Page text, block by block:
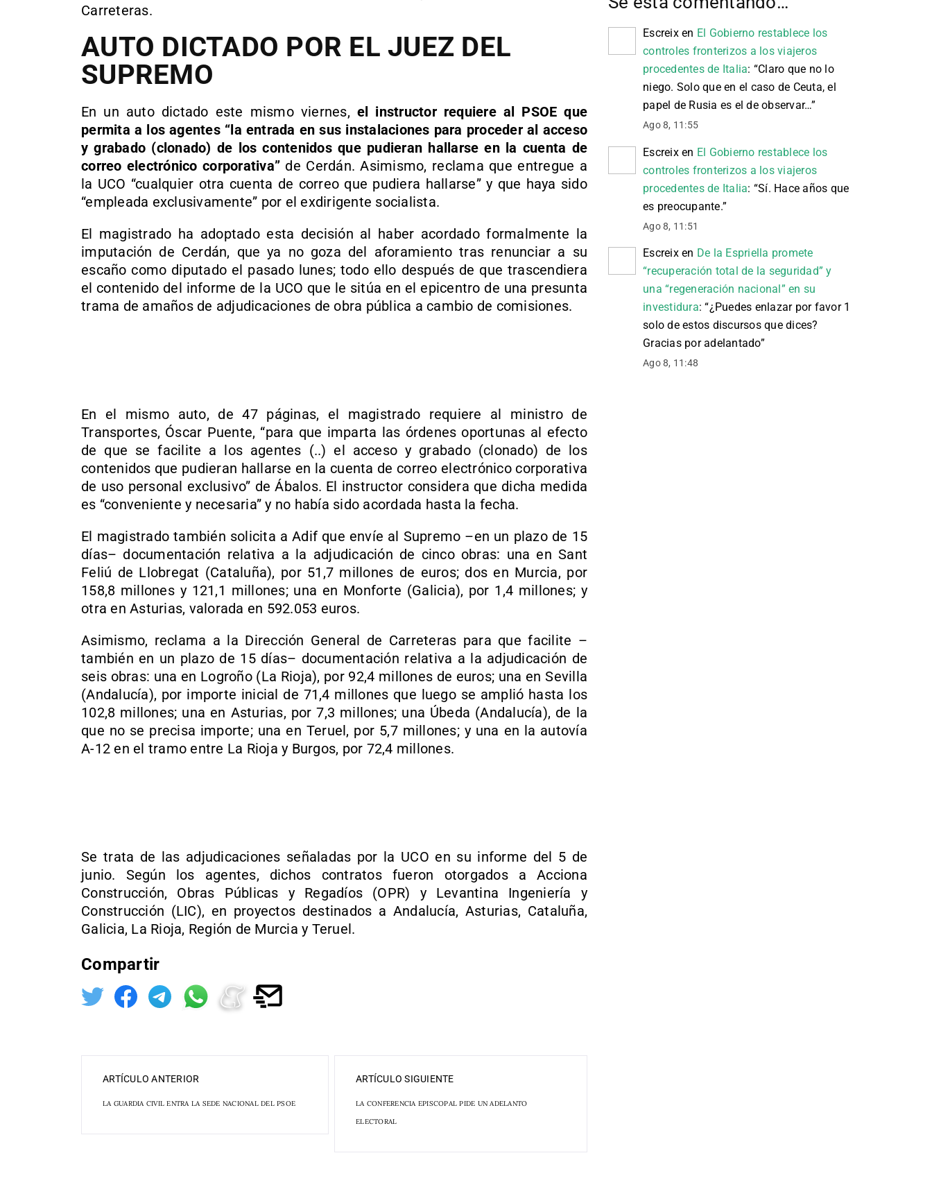
Carreteras.
AUTO DICTADO POR EL JUEZ DEL
SUPREMO
En un auto dictado este mismo viernes, el instructor requiere al PSOE que
permita a los agentes “la entrada en sus instalaciones para proceder al acceso
y grabado (clonado) de los contenidos que pudieran hallarse en la cuenta de
correo electrónico corporativa” de Cerdán. Asimismo, reclama que entregue a
la UCO “cualquier otra cuenta de correo que pudiera hallarse” y que haya sido
“empleada exclusivamente” por el exdirigente socialista.
El magistrado ha adoptado esta decisión al haber acordado formalmente la
imputación de Cerdán, que ya no goza del aforamiento tras renunciar a su
escaño como diputado el pasado lunes; todo ello después de que trascendiera
el contenido del informe de la UCO que le sitúa en el epicentro de una presunta
trama de amaños de adjudicaciones de obra pública a cambio de comisiones.
En el mismo auto, de 47 páginas, el magistrado requiere al ministro de
Transportes, Óscar Puente, “para que imparta las órdenes oportunas al efecto
de que se facilite a los agentes (..) el acceso y grabado (clonado) de los
contenidos que pudieran hallarse en la cuenta de correo electrónico corporativa
de uso personal exclusivo” de Ábalos. El instructor considera que dicha medida
es “conveniente y necesaria” y no había sido acordada hasta la fecha.
El magistrado también solicita a Adif que envíe al Supremo –en un plazo de 15
días– documentación relativa a la adjudicación de cinco obras: una en Sant
Feliú de Llobregat (Cataluña), por 51,7 millones de euros; dos en Murcia, por
158,8 millones y 121,1 millones; una en Monforte (Galicia), por 1,4 millones; y
otra en Asturias, valorada en 592.053 euros.
Asimismo, reclama a la Dirección General de Carreteras para que facilite –
también en un plazo de 15 días– documentación relativa a la adjudicación de
seis obras: una en Logroño (La Rioja), por 92,4 millones de euros; una en Sevilla
(Andalucía), por importe inicial de 71,4 millones que luego se amplió hasta los
102,8 millones; una en Asturias, por 7,3 millones; una Úbeda (Andalucía), de la
que no se precisa importe; una en Teruel, por 5,7 millones; y una en la autovía
A-12 en el tramo entre La Rioja y Burgos, por 72,4 millones.
Se trata de las adjudicaciones señaladas por la UCO en su informe del 5 de
junio. Según los agentes, dichos contratos fueron otorgados a Acciona
Construcción, Obras Públicas y Regadíos (OPR) y Levantina Ingeniería y
Construcción (LIC), en proyectos destinados a Andalucía, Asturias, Cataluña,
Galicia, La Rioja, Región de Murcia y Teruel.
Compartir
ARTÍCULO ANTERIOR
LA GUARDIA CIVIL ENTRA LA SEDE NACIONAL DEL PSOE
ARTÍCULO SIGUIENTE
LA CONFERENCIA EPISCOPAL PIDE UN ADELANTO
ELECTORAL
Escreixen El Gobierno restablece los
controles fronterizos a los viajeros
procedentes de Italia: “Claro que no lo
niego. Solo que en el caso de Ceuta, el
papel de Rusia es el de observar…”
Ago 8, 11:55
Escreixen El Gobierno restablece los
controles fronterizos a los viajeros
procedentes de Italia: “Sí. Hace años que
es preocupante.”
Ago 8, 11:51
Escreixen De la Espriella promete
“recuperación total de la seguridad” y
una “regeneración nacional” en su
investidura: “¿Puedes enlazar por favor 1
solo de estos discursos que dices?
Gracias por adelantado”
Ago 8, 11:48